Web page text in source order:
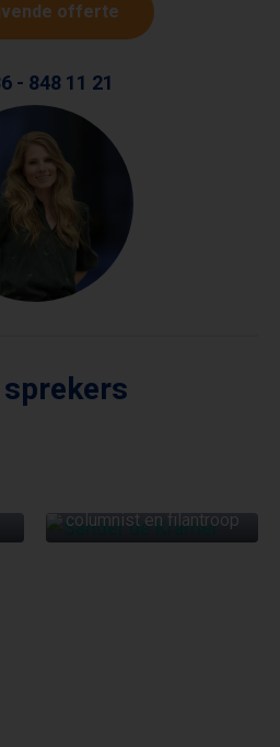
offerte
- 848 11 21
columnist en filantroop